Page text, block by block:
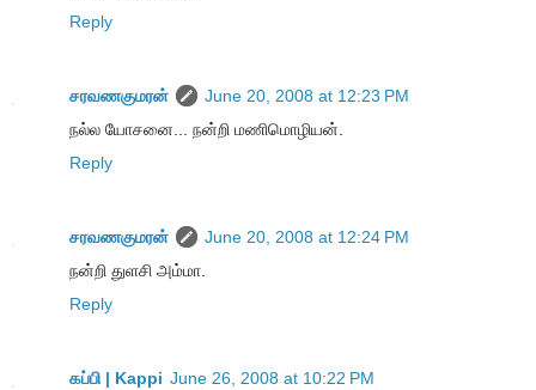
Reply
சரவணகுமரன்
June 20, 2008 at 12:23 PM
நல்ல யோசனை... நன்றி மணிமொழியன்.
Reply
சரவணகுமரன்
June 20, 2008 at 12:24 PM
நன்றி துளசி அம்மா.
Reply
கப்பி | Kappi June 26, 2008 at 10:22 PM